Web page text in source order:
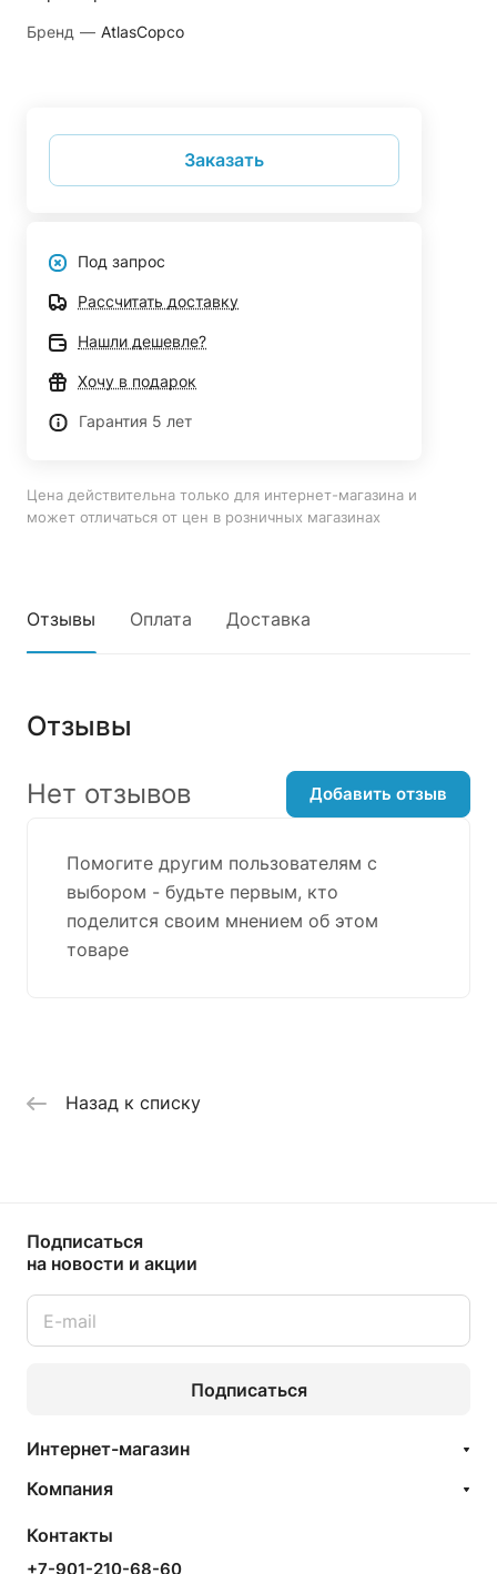
Бренд — AtlasCopco
Заказать
Под запрос
Рассчитать доставку
Нашли дешевле?
Хочу в подарок
Гарантия 5 лет
Цена действительна только для интернет-магазина и
может отличаться от цен в розничных магазинах
Отзывы Оплата Доставка
Отзывы
Помогите другим пользователям с
выбором - будьте первым, кто
поделится своим мнением об этом
товаре
Нет отзывов Добавить отзыв
Назад к списку
Подписаться
на новости и акции
Подписаться
Интернет-магазин
Компания
Контакты
+7-901-210-68-60